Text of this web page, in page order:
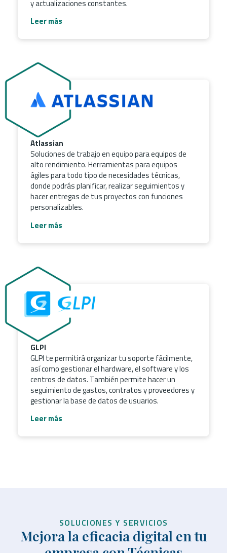
y actualizaciones constantes.
Leer más
Atlassian
Soluciones de trabajo en equipo para equipos de
alto rendimiento. Herramientas para equipos
ágiles para todo tipo de necesidades técnicas,
donde podrás planificar, realizar seguimientos y
hacer entregas de tus proyectos con funciones
personalizables.
Leer más
GLPI
GLPI te permitirá organizar tu soporte fácilmente,
así como gestionar el hardware, el software y los
centros de datos. También permite hacer un
seguimiento de gastos, contratos y proveedores y
gestionar la base de datos de usuarios.
Leer más
SOLUCIONES Y SERVICIOS
Mejora la eficacia digital en tu